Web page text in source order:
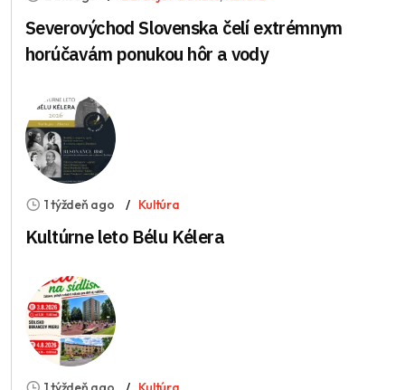
Severovýchod Slovenska čelí extrémnym
horúčavám ponukou hôr a vody
1 týždeň ago Kultúra
Kultúrne leto Bélu Kélera